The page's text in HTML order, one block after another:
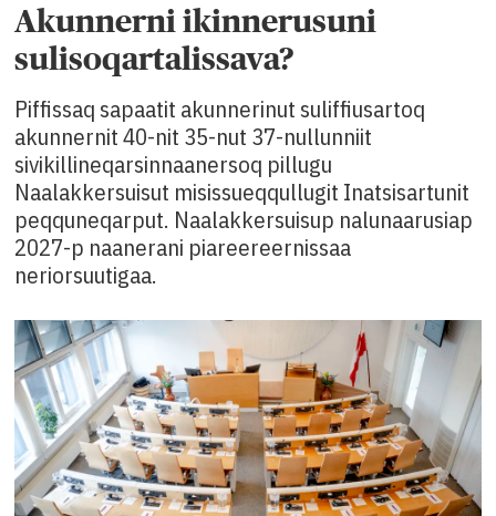
Akunnerni ikinnerusuni
sulisoqartalissava?
Piffissaq sapaatit akunnerinut suliffiusartoq
akunnernit 40-nit 35-nut 37-nullunniit
sivikillineqarsinnaanersoq pillugu
Naalakkersuisut misissueqqullugit Inatsisartunit
peqquneqarput. Naalakkersuisup nalunaarusiap
2027-p naanerani piareereernissaa
neriorsuutigaa.